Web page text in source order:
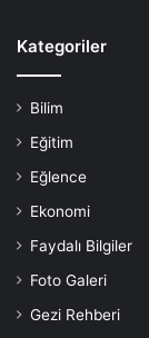
Kategoriler
Bilim
Eğitim
Eğlence
Ekonomi
Faydalı Bilgiler
Foto Galeri
Gezi Rehberi